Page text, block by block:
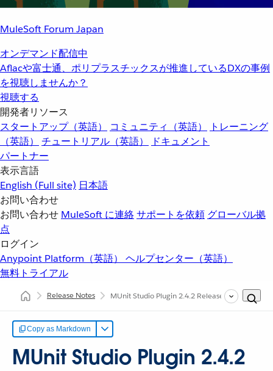
MuleSoft Forum Japan
オンデマンド配信中
Aflacや富士通、ポリプラスチックスが推進しているDXの事例
を視聴しませんか？
視聴する
開発者リソース
スタートアップ（英語）
コミュニティ（英語）
トレーニング
（英語）
チュートリアル（英語）
ドキュメント
パートナー
表示言語
English (Full site) 日本語
お問い合わせ
お問い合わせ MuleSoft に連絡サポートを依頼 グローバル拠
点
ログイン
Anypoint Platform（英語） ヘルプセンター（英語）
無料トライアル
Release Notes MUnit Studio Plugin 2.4.2 Release Notes
Copy as Markdown
MUnit Studio Plugin 2.4.2